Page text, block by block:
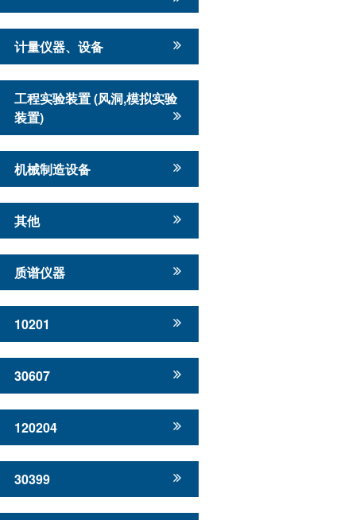
计量仪器、设备
工程实验装置 (风洞,模拟实验
装置)
机械制造设备
其他
质谱仪器
10201
30607
120204
30399